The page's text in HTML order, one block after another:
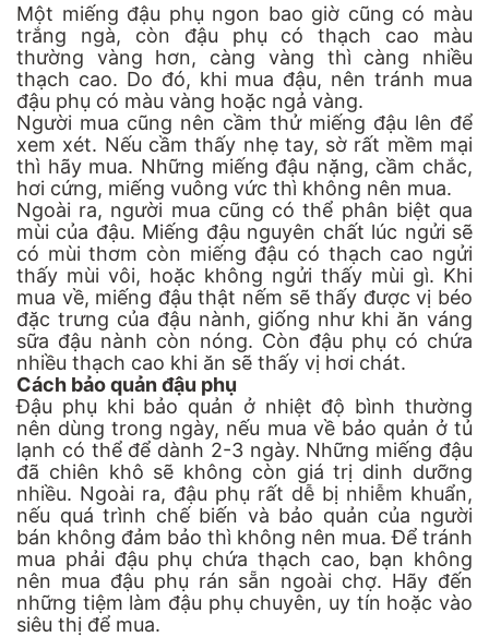
Một miếng đậu phụ ngon bao giờ cũng có màu
trắng ngà, còn đậu phụ có thạch cao màu
thường vàng hơn, càng vàng thì càng nhiều
thạch cao. Do đó, khi mua đậu, nên tránh mua
đậu phụ có màu vàng hoặc ngả vàng.
Người mua cũng nên cầm thử miếng đậu lên để
xem xét. Nếu cầm thấy nhẹ tay, sờ rất mềm mại
thì hãy mua. Những miếng đậu nặng, cầm chắc,
hơi cứng, miếng vuông vức thì không nên mua.
Ngoài ra, người mua cũng có thể phân biệt qua
mùi của đậu. Miếng đậu nguyên chất lúc ngửi sẽ
có mùi thơm còn miếng đậu có thạch cao ngửi
thấy mùi vôi, hoặc không ngửi thấy mùi gì. Khi
mua về, miếng đậu thật nếm sẽ thấy được vị béo
đặc trưng của đậu nành, giống như khi ăn váng
sữa đậu nành còn nóng. Còn đậu phụ có chứa
nhiều thạch cao khi ăn sẽ thấy vị hơi chát.
Cách bảo quản đậu phụ
Đậu phụ khi bảo quản ở nhiệt độ bình thường
nên dùng trong ngày, nếu mua về bảo quản ở tủ
lạnh có thể để dành 2-3 ngày. Những miếng đậu
đã chiên khô sẽ không còn giá trị dinh dưỡng
nhiều. Ngoài ra, đậu phụ rất dễ bị nhiễm khuẩn,
nếu quá trình chế biến và bảo quản của người
bán không đảm bảo thì không nên mua. Để tránh
mua phải đậu phụ chứa thạch cao, bạn không
nên mua đậu phụ rán sẵn ngoài chợ. Hãy đến
những tiệm làm đậu phụ chuyên, uy tín hoặc vào
siêu thị để mua.